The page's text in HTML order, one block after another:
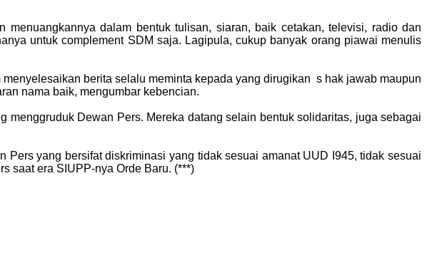
dalam bentuk tulisan, siaran, baik cetakan, televisi, radio dan
untuk complement SDM saja. Lagipula, cukup banyak orang piawai menulis
berita selalu meminta kepada yang dirugikan s hak jawab maupun
nama baik, mengumbar kebencian.
Dewan Pers. Mereka datang selain bentuk solidaritas, juga sebagai
yang bersifat diskriminasi yang tidak sesuai amanat UUD I945, tidak sesuai
saat era SIUPP-nya Orde Baru. (***)